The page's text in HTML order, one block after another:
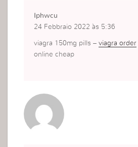
Iphwcu
24 Febbraio 2022 às 5:36
viagra 150mg pills –viagra order
online cheap